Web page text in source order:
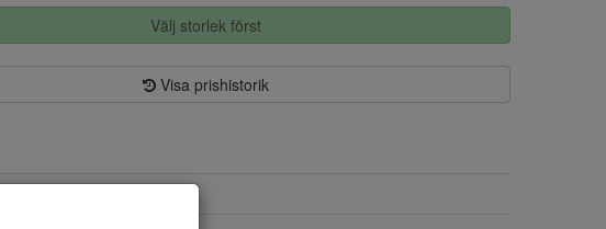
Välj storlek först
Visa prishistorik